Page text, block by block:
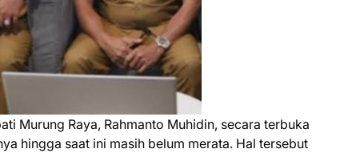
Murung Raya, Rahmanto Muhidin, secara terbuka
hingga saat ini masih belum merata. Hal tersebut